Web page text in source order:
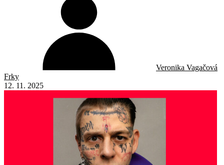
Veronika Vagačová
Frky
12. 11. 2025